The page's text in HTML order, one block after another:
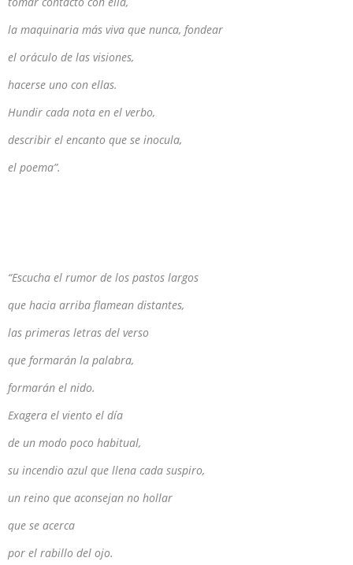
la maquinaria más viva que nunca, fondear
el oráculo de las visiones,
hacerse uno con ellas.
Hundir cada nota en el verbo,
describir el encanto que se inocula,
el poema”.
“Escucha el rumor de los pastos largos
que hacia arriba flamean distantes,
las primeras letras del verso
que formarán la palabra,
formarán el nido.
Exagera el viento el día
de un modo poco habitual,
su incendio azul que llena cada suspiro,
un reino que aconsejan no hollar
que se acerca
por el rabillo del ojo.